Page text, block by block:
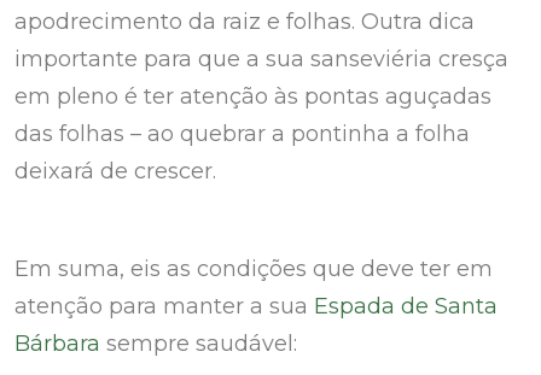
apodrecimento da raiz e folhas. Outra dica
importante para que a sua sanseviéria cresça
em pleno é ter atenção às pontas aguçadas
das folhas – ao quebrar a pontinha a folha
deixará de crescer.
Em suma, eis as condições que deve ter em
atenção para manter a sua Espada de Santa
Bárbara sempre saudável: